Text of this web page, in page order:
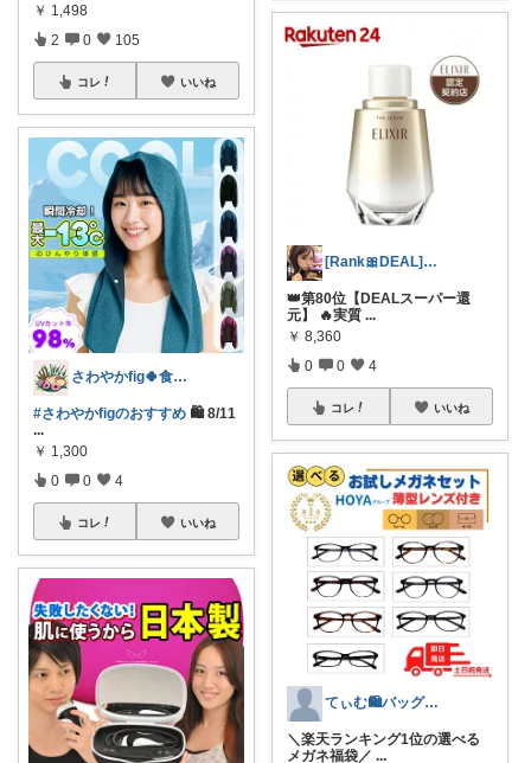
￥ 1,498
2 0 105
コレ いいね
さわやかfig🍀食と暮らしを楽しむ
#さわやかfigのおすすめ 🛍️ 8/11
...
￥ 1,300
0 0 4
コレ いいね
[Rank🎀DEAL]毎日コレ＠ano
👑第80位【DEALスーパー還
元】 🔥実質 ...
￥ 8,360
0 0 4
コレ いいね
てぃむ🛍バッグ雑貨まとめ
＼楽天ランキング1位の選べる
メガネ福袋／ ...